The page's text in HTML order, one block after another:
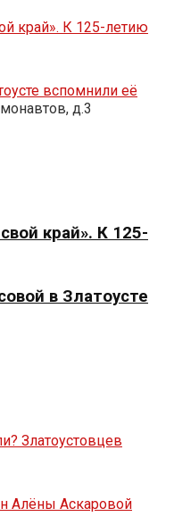
край». К 125-
в Златоусте
д.3